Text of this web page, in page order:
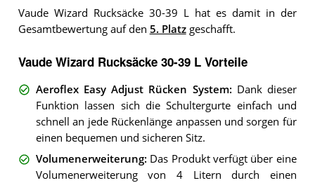
Vaude Wizard Rucksäcke 30-39 L hat es damit in der
Gesamtbewertung auf den 5. Platzgeschafft.
Vaude Wizard Rucksäcke 30-39 L Vorteile
Aeroflex Easy Adjust Rücken System: Dank dieser
Funktion lassen sich die Schultergurte einfach und
schnell an jede Rückenlänge anpassen und sorgen für
einen bequemen und sicheren Sitz.
Volumenerweiterung: Das Produkt verfügt über eine
Volumenerweiterung von 4 Litern durch einen